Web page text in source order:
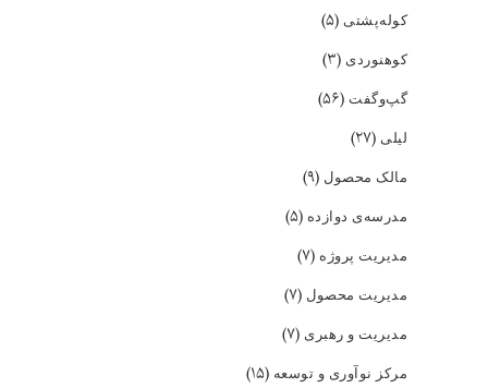
کوله‌پشتی (۵)
کوهنوردی (۳)
گپ‌و‌گفت (۵۶)
لیلی (۲۷)
مالک محصول (۹)
مدرسه‌ی دوازده (۵)
مدیریت پروژه (۷)
مدیریت محصول (۷)
مدیریت و رهبری (۷)
مرکز نوآوری و توسعه (۱۵)